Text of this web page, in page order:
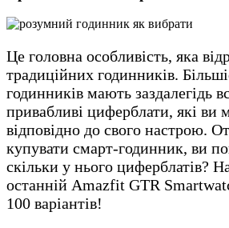
Це головна особливість, яка
традиційних годинників.
годинників мають заздалегідь
привабливі циферблати, які ви
відповідно до свого настрою.
купувати смарт-годинник, ви
скільки у нього циферблатів?
останній Amazfit GTR
100 варіантів!